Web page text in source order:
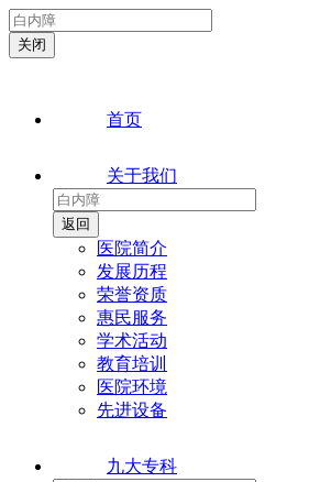
首页
关于我们
医院简介
发展历程
荣誉资质
惠民服务
学术活动
教育培训
医院环境
先进设备
九大专科